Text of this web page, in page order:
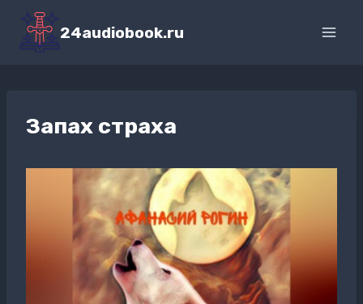
Перейти
содержимому
24audiobook.ru
Запах страха